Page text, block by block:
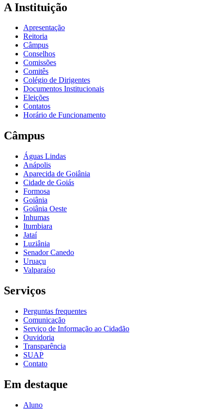
A Instituição
Apresentação
Reitoria
Câmpus
Conselhos
Comissões
Comitês
Colégio de Dirigentes
Documentos Institucionais
Eleições
Contatos
Horário de Funcionamento
Câmpus
Águas Lindas
Anápolis
Aparecida de Goiânia
Cidade de Goiás
Formosa
Goiânia
Goiânia Oeste
Inhumas
Itumbiara
Jataí
Luziânia
Senador Canedo
Uruaçu
Valparaíso
Serviços
Perguntas frequentes
Comunicação
Serviço de Informação ao Cidadão
Ouvidoria
Transparência
SUAP
Contato
Em destaque
Aluno